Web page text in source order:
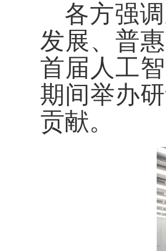
各方强
发展、普
首届人工
期间举办
贡献。